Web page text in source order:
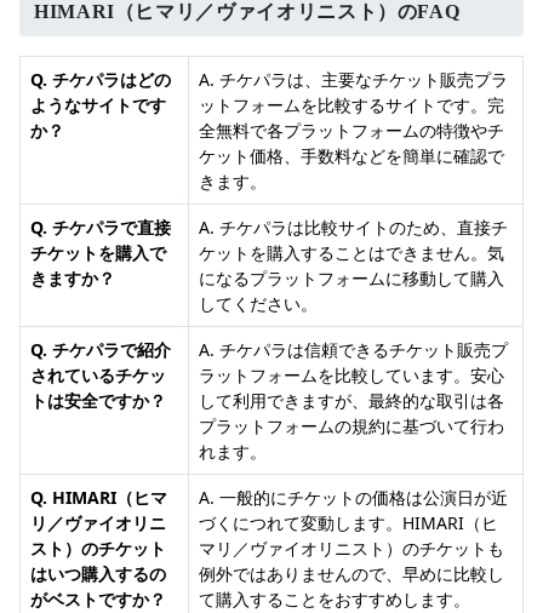
HIMARI（ヒマリ／ヴァイオリニスト）のFAQ
Q. チケパラはどの
ようなサイトです
か？
A. チケパラは、主要なチケット販売プラ
ットフォームを比較するサイトです。完
全無料で各プラットフォームの特徴やチ
ケット価格、手数料などを簡単に確認で
きます。
Q. チケパラで直接
チケットを購入で
きますか？
A. チケパラは比較サイトのため、直接チ
ケットを購入することはできません。気
になるプラットフォームに移動して購入
してください。
Q. チケパラで紹介
されているチケッ
トは安全ですか？
A. チケパラは信頼できるチケット販売プ
ラットフォームを比較しています。安心
して利用できますが、最終的な取引は各
プラットフォームの規約に基づいて行わ
れます。
Q. HIMARI（ヒマ
リ／ヴァイオリニ
スト）のチケット
はいつ購入するの
がベストですか？
A. 一般的にチケットの価格は公演日が近
づくにつれて変動します。HIMARI（ヒ
マリ／ヴァイオリニスト）のチケットも
例外ではありませんので、早めに比較し
て購入することをおすすめします。